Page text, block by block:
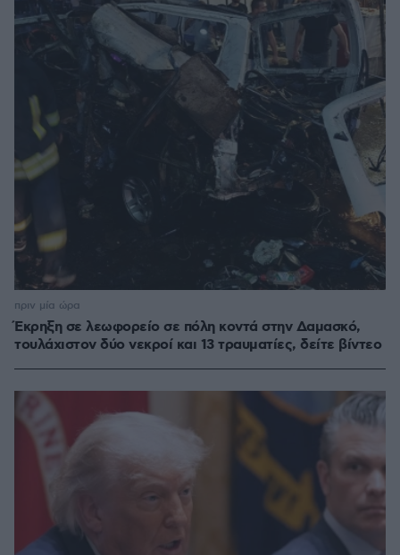
Έκρηξη σε λεωφορείο σε πόλη κοντά στην Δαμασκό,
τουλάχιστον δύο νεκροί και 13 τραυματίες, δείτε βίντεο
πριν μία ώρα